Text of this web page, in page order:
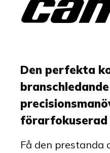
Den perfekta
förarfokuserad
Få den prestanda